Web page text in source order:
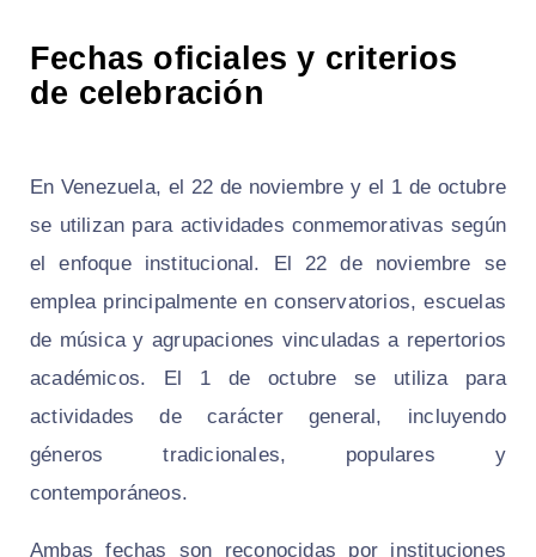
Fechas oficiales y criterios
de celebración
En Venezuela, el 22 de noviembre y el 1 de octubre
se utilizan para actividades conmemorativas según
el enfoque institucional. El 22 de noviembre se
emplea principalmente en conservatorios, escuelas
de música y agrupaciones vinculadas a repertorios
académicos. El 1 de octubre se utiliza para
actividades de carácter general, incluyendo
géneros tradicionales, populares y
contemporáneos.
Ambas fechas son reconocidas por instituciones